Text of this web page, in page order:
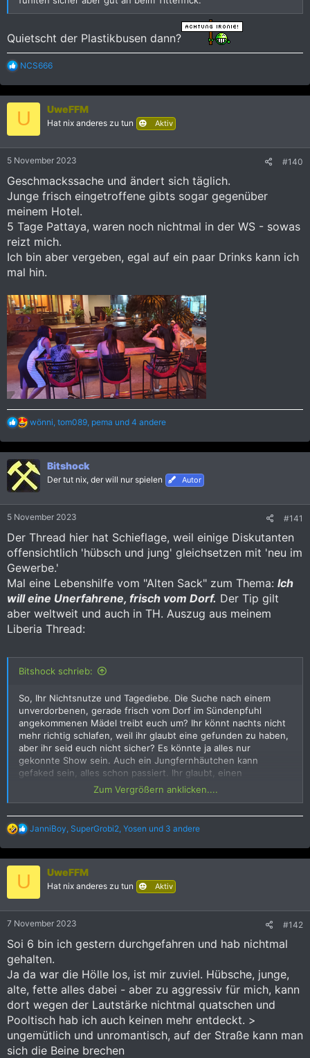
Quietscht der Plastikbusen dann?
R
a
k
i
n
NCS666
U UweFFM
Hat nix anderes zu tun Aktiv
5 November 2023 #140
Geschmackssache und ändert sich täglich.
Junge frisch eingetroffene gibts sogar gegenüber
meinem Hotel.
5 Tage Pattaya, waren noch nichtmal in der WS - sowas
reizt mich.
Ich bin aber vergeben, egal auf ein paar Drinks kann ich
mal hin.
R
a
k
t
i
o
n
:
wönni tom089 pema und 4 andere
Bitshock
Der tut nix, der will nur spielen Autor
5 November 2023 #141
Der Thread hier hat Schieflage, weil einige Diskutanten
offensichtlich 'hübsch und jung' gleichsetzen mit 'neu im
Gewerbe.'
Mal eine Lebenshilfe vom "Alten Sack" zum Thema: Ich
will eine Unerfahrene, frisch vom Dorf. Der Tip gilt
aber weltweit und auch in TH. Auszug aus meinem
Liberia Thread:
Bitshock schrieb:
So, Ihr Nichtsnutze und Tagediebe. Die Suche nach einem
unverdorbenen, gerade frisch vom Dorf im Sündenpfuhl
angekommenen Mädel treibt euch um? Ihr könnt nachts nicht
mehr richtig schlafen, weil ihr glaubt eine gefunden zu haben,
aber ihr seid euch nicht sicher? Es könnte ja alles nur
gekonnte Show sein. Auch ein Jungfernhäutchen kann
gefaked sein, alles schon passiert. Ihr glaubt, einen
endgültigen Beweis wird es nie geben?
Also, da hab ich so ein Bündel Vorfreude an der Hand und wir
betreten meine Wohnung. Wie üblich ein Klaps auf den Po,
Fingerzeig zum Duschklo, Mädel mach dich erstmal frisch. Ich
setze mich auf die Couch und warte daß die Dusche wieder
frei wird. Es dauert lange. Viel zu lange.
Dann stehe ich auf und gucke nach, vielleicht ist sie ja
besoffen umgekippt. Und was sehe ich??? Die Dame kniet
Brausekopf, und der Daumen der anderen Hand versucht
gerade eine frische Kackwurst durch den Abfluß zu
quetschen. Verlegener Blick zu mir rauf.
Ich war entzückt. Das arme, arme Ding. Ja woher soll sie es
denn wissen, wenn ihr noch niemand erklärt hat, wozu jene
große Porzellanschüssel neben der Dusche gut ist. Komm,
Küßchen auf den Mund und mach hier fertig, wasch dir die
Hände (Soap, you know?), hier hast du was um die Hände
Zum Vergrößern anklicken....
R
a
k
i
n
:
JanniBoy SuperGrobi2 Yosen und 3 andere
U UweFFM
Hat nix anderes zu tun Aktiv
7 November 2023 #142
Soi 6 bin ich gestern durchgefahren und hab nichtmal
gehalten.
Ja da war die Hölle los, ist mir zuviel. Hübsche, junge,
alte, fette alles dabei - aber zu aggressiv für mich, kann
dort wegen der Lautstärke nichtmal quatschen und
Pooltisch hab ich auch keinen mehr entdeckt. >
ungemütlich und unromantisch, auf der Straße kann man
sich die Beine brechen